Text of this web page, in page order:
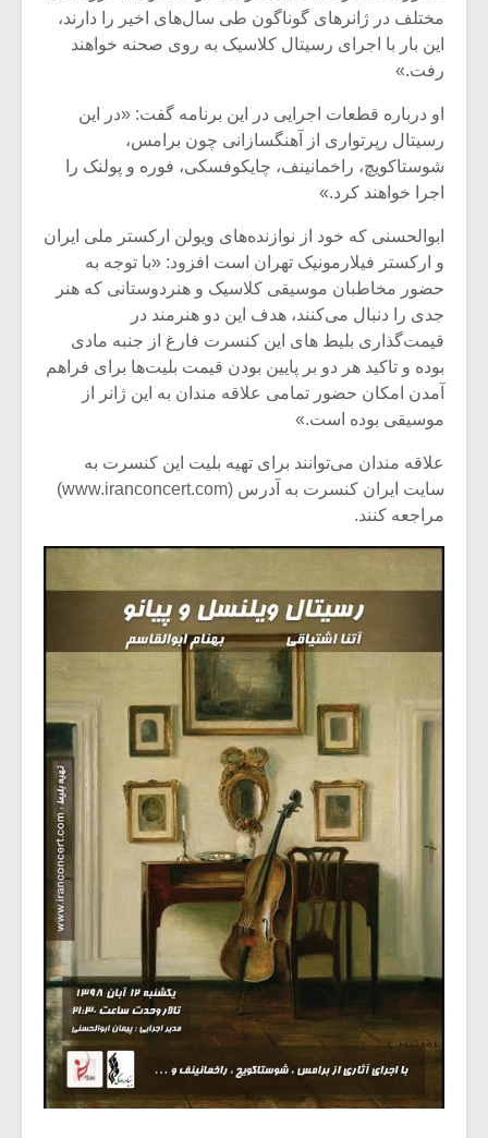
مختلف در ژانرهای گوناگون طی سال‌های اخیر را دارند،
این بار با اجرای رسیتال کلاسیک به روی صحنه خواهند
رفت.»
او درباره قطعات اجرایی در این برنامه گفت: «در این
رسیتال رپرتواری از آهنگسازانی چون برامس،
شوستاکویچ، راخمانینف، چایکوفسکی، فوره و پولنک را
اجرا خواهند کرد.»
ابوالحسنی که خود از نوازنده‌های ویولن ارکستر ملی ایران
و ارکستر فیلارمونیک تهران است افزود: «با توجه به
حضور مخاطبان موسیقی کلاسیک و هنردوستانی که هنر
جدی را دنبال می‌کنند، هدف این دو هنرمند در
قیمت‌گذاری بلیط های این کنسرت فارغ از جنبه مادی
بوده و تاکید هر دو بر پایین بودن قیمت بلیت‌ها برای فراهم
آمدن امکان حضور تمامی علاقه مندان به این ژانر از
موسیقی بوده است.»
علاقه مندان می‌توانند برای تهیه بلیت این کنسرت به
سایت ایران کنسرت به آدرس (www.iranconcert.com)
مراجعه کنند.
میکلوش روژا
یادداشتی بر موسیقی
متن فیلم «متری
شیش و نیم»
اگر نمی توانی
مشهورترین باشی،
بدنام ترین باش
موسیقی
سکانسی
موسیقی